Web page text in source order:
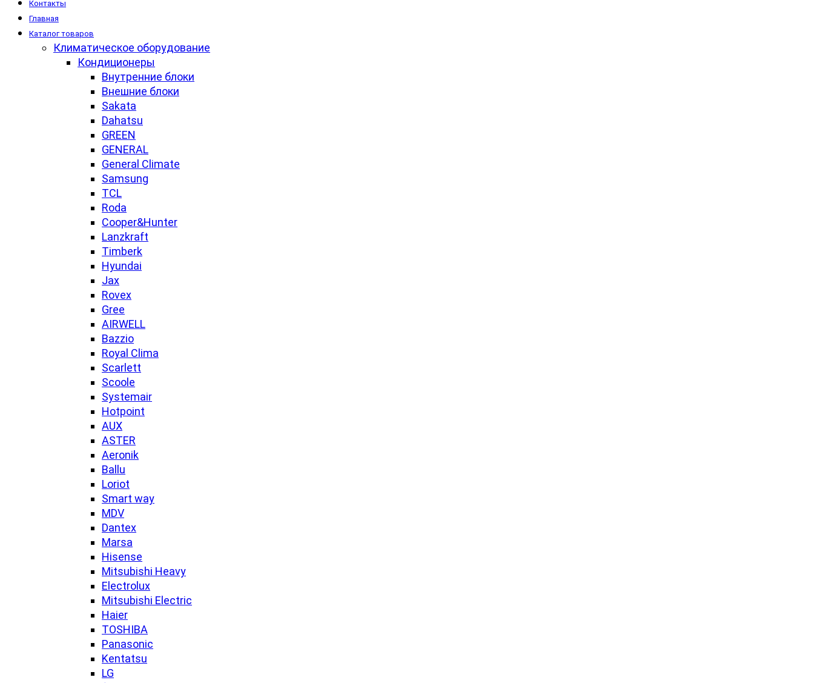
Контакты
Главная
Каталог товаров
Климатическое оборудование
Кондиционеры
Внутренние блоки
Внешние блоки
Sakata
Dahatsu
GREEN
GENERAL
General Climate
Samsung
TCL
Roda
Cooper&Hunter
Lanzkraft
Timberk
Hyundai
Jax
Rovex
Gree
AIRWELL
Bazzio
Royal Clima
Scarlett
Scoole
Systemair
Hotpoint
AUX
ASTER
Aeronik
Ballu
Loriot
Smart way
MDV
Dantex
Marsa
Hisense
Mitsubishi Heavy
Electrolux
Mitsubishi Electric
Haier
TOSHIBA
Panasonic
Kentatsu
LG